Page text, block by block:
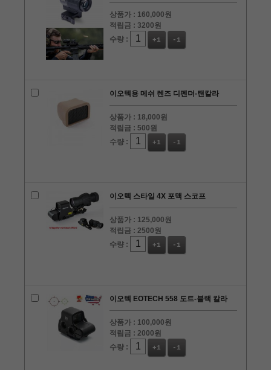
상품가 : 160,000원
적립금 :3200원
수량 :
+1 -1
이오텍용 메쉬 렌즈 디펜더-탠칼라
상품가 : 18,000원
적립금 : 500원
수량 :
+1 -1
이오텍 스타일 4X 포맥 스코프
상품가 : 125,000원
적립금 :2500원
수량 :
+1 -1
이오텍 EOTECH 558 도트-블랙 칼라
상품가 : 100,000원
적립금 :2000원
수량 :
+1 -1